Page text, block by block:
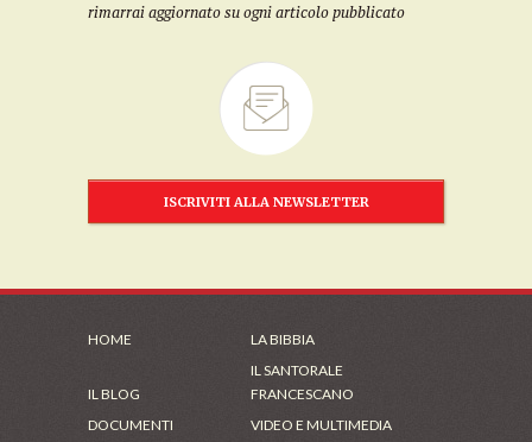
rimarrai aggiornato su ogni articolo pubblicato
ISCRIVITI ALLA NEWSLETTER
HOME LA BIBBIA
IL BLOG
IL SANTORALE
FRANCESCANO
DOCUMENTI
VIDEO E MULTIMEDIA